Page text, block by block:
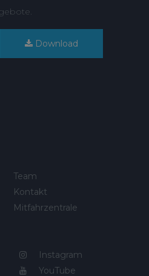
Download
Team
Kontakt
Mitfahrzentrale
Instagram
YouTube